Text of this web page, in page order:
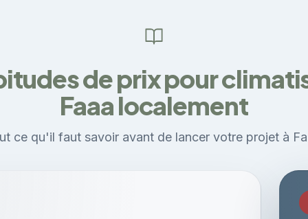
de prix pour
Faaa localement
ce qu'il faut savoir avant de lancer votre projet à